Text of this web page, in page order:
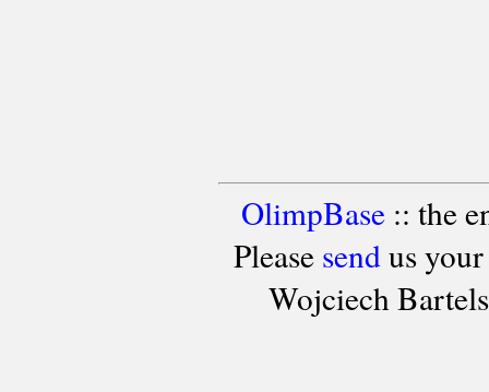
OlimpBase:: the
Please sendus your
Wojciech